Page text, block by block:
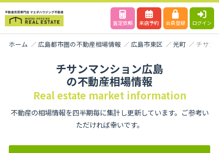
査定依頼 来店予約 会員登録 ログイン
ホーム 広島都市圏の不動産相場情報 広島市東区 光町 チサン
チサンマンション広島
の不動産相場情報
Real estate market information
不動産の相場情報を四半期毎に集計し更新しています。ご参考い
ただければ幸いです。